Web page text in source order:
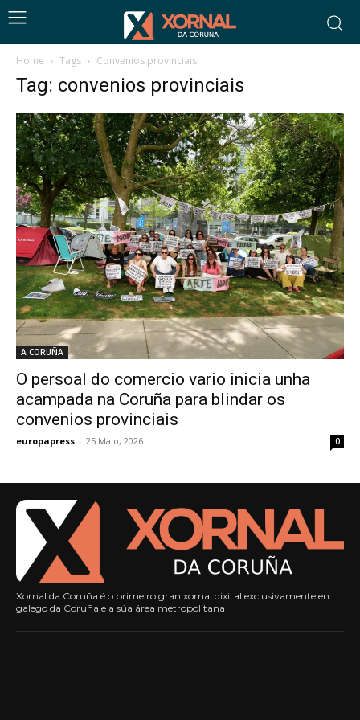
Home Tags Convenios provinciais
Tag: convenios provinciais
A CORUÑA
O persoal do comercio vario inicia unha
acampada na Coruña para blindar os
convenios provinciais
europapress - 25 Maio, 2026 0
Xornal da Coruña é o primeiro gran xornal dixital exclusivamente en
galego da Coruña e a súa área metropolitana